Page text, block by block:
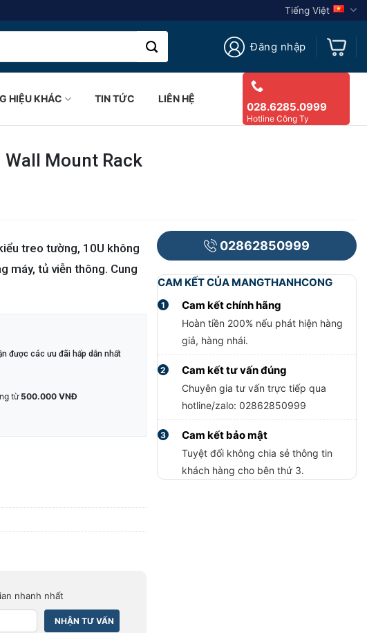
Tiếng Việt
Đăng nhập
HIỆU KHÁC TIN TỨC LIÊN HỆ
028.6285.0999
Hotline Công Ty
Mount Rack
treo tường, 10U không
máy, tủ viễn thông. Cung
được các ưu đãi hấp dẫn nhất
từ 500.000 VNĐ
nhanh nhất
02862850999
CAM KẾT CỦA MANGTHANHCONG
1 Cam kết chính hãng
Hoàn tiền 200% nếu phát hiện hàng
giả, hàng nhái.
2 Cam kết tư vấn đúng
Chuyên gia tư vấn trực tiếp qua
hotline/zalo: 02862850999
3 Cam kết bảo mật
Tuyệt đối không chia sẻ thông tin
khách hàng cho bên thứ 3.